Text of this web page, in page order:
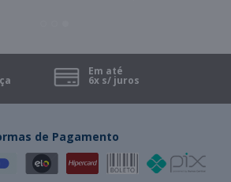
Em até
6x s/ juros
de Pagamento